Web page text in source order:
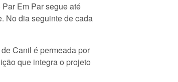
Em Par segue até
No dia seguinte de cada
Canil é permeada por
que integra o projeto